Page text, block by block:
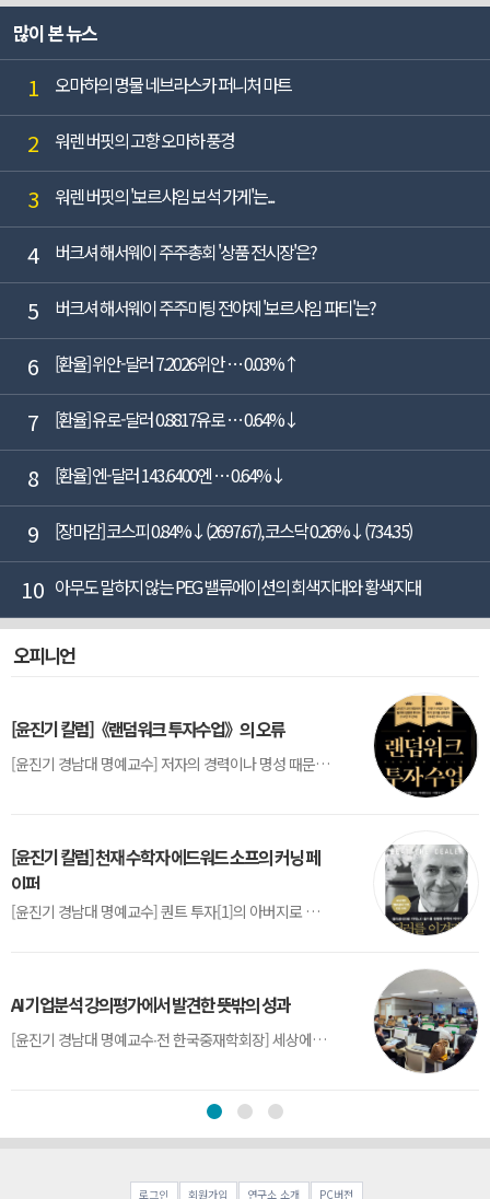
많이 본 뉴스
1 오마하의 명물 네브라스카 퍼니처 마트
2 워렌 버핏의 고향 오마하 풍경
3 워렌 버핏의 '보르샤임 보석 가게'는...
4 버크셔 해서웨이 주주총회 '상품 전시장'은?
5 버크셔 해서웨이 주주미팅 전야제 '보르샤임 파티'는?
6 [환율] 위안-달러 7.2026위안 … 0.03%↑
7 [환율] 유로-달러 0.8817유로 … 0.64%↓
8 [환율] 엔-달러 143.6400엔 … 0.64%↓
9 [장마감] 코스피 0.84%↓(2697.67), 코스닥 0.26%↓(734.35)
10 아무도 말하지 않는 PEG 밸류에이션의 회색지대와 황색지대
오피니언
[윤진기 칼럼]《랜덤워크 투자수업》의 오류
[윤진기 경남대 명예교수] 저자의 경력이나 명성 때문인지 2020년에 번역 출판된 《랜덤워크 투자수업》(A Random Walk Down Wall Street) 12판은 표지부터가 거창하다. ‘45년간 12번 개정하며 철저히 검증한 투자서’, ‘전문가 부럽지 않은 투자 감각을 길러주는 위대한 투자지침서’ 라는 은빛 광고문구로 독자를 유혹한다.[1] 출판 50주...
[윤진기 칼럼] 천재 수학자 에드워드 소프의 커닝 페
이퍼
[윤진기 경남대 명예교수] 퀀트 투자[1]의 아버지로 불리는 에드워드 소프(Edward O. Thorp)는 수학계에서 천재로 알려진 인물이다. 그는 수학자이지만, 투자 업계에도 여러 가지 흥미로운 일화를 남겼다.수학을 이용하여 카지노를 이길 수 있는지가 궁금했던 그는 동료 교수가 소개해 준 블랙잭(Blackjack) 전략의 핵심을 손바닥 크기의 종이에 요...
AI 기업분석 강의평가에서 발견한 뜻밖의 성과
[윤진기 경남대 명예교수∙전 한국중재학회장] 세상에는 우연처럼 보이지만 인류의 진보를 이끌어낸 사건들이 있다. 영국의 알렉산더 플레밍(Alexander Fleming)이 곰팡이 핀 페트리 접시(Petri dish)를 버리지 않고[1] 관찰해 페니실린을 발견한 것은 그 대표적 사례다. 무심히 지나쳤다면 결코 없었을 혁신이었다.지난 7월 5일, 필자가 개발한 기업...
로그인 회원가입 연구소 소개 PC버전